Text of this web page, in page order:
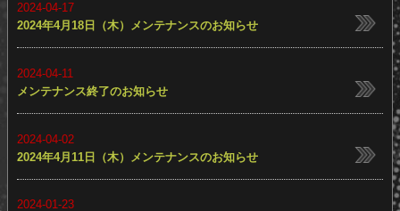
メンテナンス終了のお知らせ
2024年4月18日（木）メンテナンスのお知らせ
メンテナンス終了のお知らせ
2024-04-02